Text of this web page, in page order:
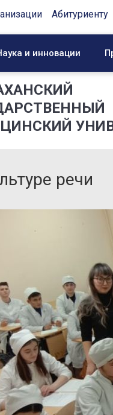
Абитуриенту
и инновации
речи